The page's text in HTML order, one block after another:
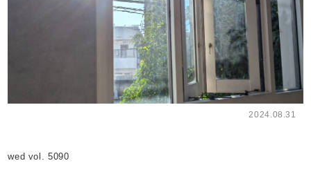
2024.08.31
wed vol. 5090